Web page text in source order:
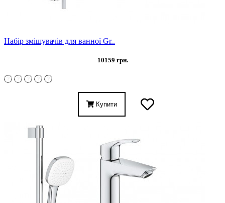
Набір змішувачів для ванної Gr..
10159 грн.
Купити